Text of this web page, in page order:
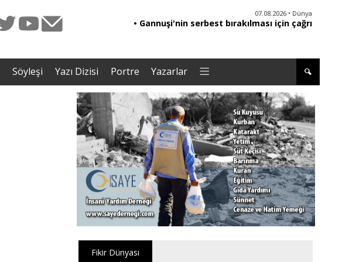
07.08.2026 • Dünya
• Gannuşi'nin serbest bırakılması için çağrı
06.08.2026 • Yorum - Analiz
• Ebeveynliğin Kalbi: Duygusal Zekâ ile Çocuk
Söyleşi Yazı Dizisi Portre Yazarlar
Fikir Dünyası